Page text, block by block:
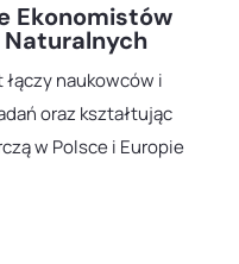
Ekonomistów
Naturalnych
naukowców i
oraz kształtując
w Polsce i Europie